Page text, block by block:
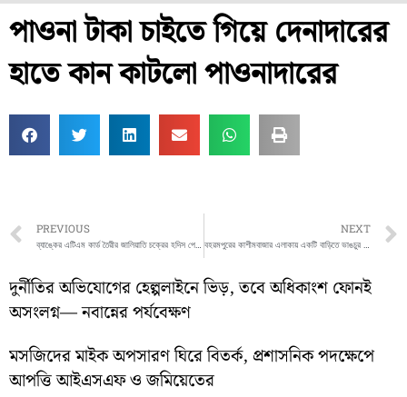
ফুল চাষ ফল চাষ মাছ চাষ পোল্ট্রি চাষ
উত্তর ২৪ পরগনা
পাওনা টাকা চাইতে গিয়ে দেনাদারের
হাতে কান কাটলো পাওনাদারের
Prev
PREVIOUS
ব্যাঙ্কের এটিএম কার্ড তৈরীর জালিয়াতি চক্রের হদিস পেলো মালদার মানিকচক থানার পুলিশ
NEXT
বহরমপুরের কাশীমবাজার এলাকায় একটি বাড়িতে ভাঙচুর চালাল এলাকার মহিলারা
দুর্নীতির অভিযোগের হেল্পলাইনে ভিড়, তবে অধিকাংশ ফোনই
অসংলগ্ন— নবান্নের পর্যবেক্ষণ
মসজিদের মাইক অপসারণ ঘিরে বিতর্ক, প্রশাসনিক পদক্ষেপে
আপত্তি আইএসএফ ও জমিয়েতের